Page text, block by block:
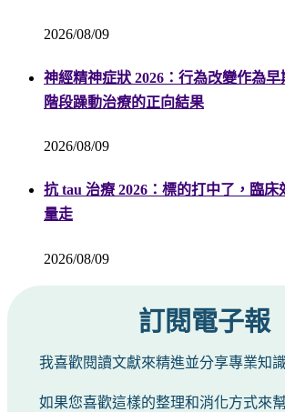
2026/08/09
神經精神症狀 2026：行為改變作為
階段躁動治療的正向結果
2026/08/09
抗 tau 治療 2026：標的打中了，臨床
量走
2026/08/09
訂閱電子報
我喜歡閱讀文獻來精進並分享專業知識
如果您喜歡這樣的整理和消化方式來